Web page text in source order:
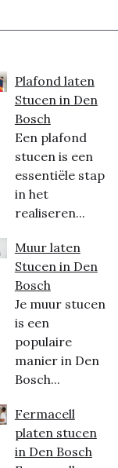
Plafond laten
Stucen in Den
Bosch
Een plafond
stucen is een
essentiële stap
in het
realiseren...
Muur laten
Stucen in Den
Bosch
Je muur stucen
is een
populaire
manier in Den
Bosch...
Fermacell
platen stucen
in Den Bosch